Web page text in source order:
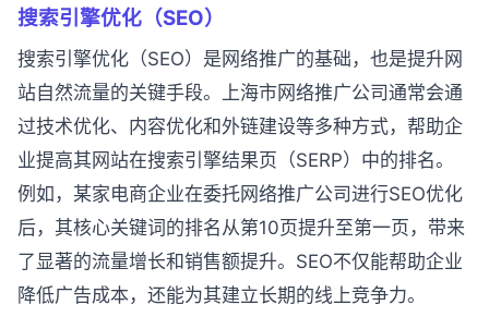
搜索引擎优化（SEO）
搜索引擎优化（SEO）是网络推广的基础，也是提升网
站自然流量的关键手段。上海市网络推广公司通常会通
过技术优化、内容优化和外链建设等多种方式，帮助企
业提高其网站在搜索引擎结果页（SERP）中的排名。
例如，某家电商企业在委托网络推广公司进行SEO优化
后，其核心关键词的排名从第10页提升至第一页，带来
了显著的流量增长和销售额提升。SEO不仅能帮助企业
降低广告成本，还能为其建立长期的线上竞争力。